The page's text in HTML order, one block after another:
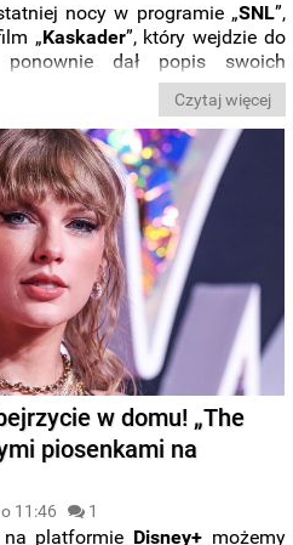
nocy w programie „SNL”,
„Kaskader”, który wejdzie do
dał popis swoich
Na scenie pojawiła
wykonała jedną z piosenek
Czytaj więcej
w domu! „The
piosenkami na
11:46 1
platformie Disney+ możemy